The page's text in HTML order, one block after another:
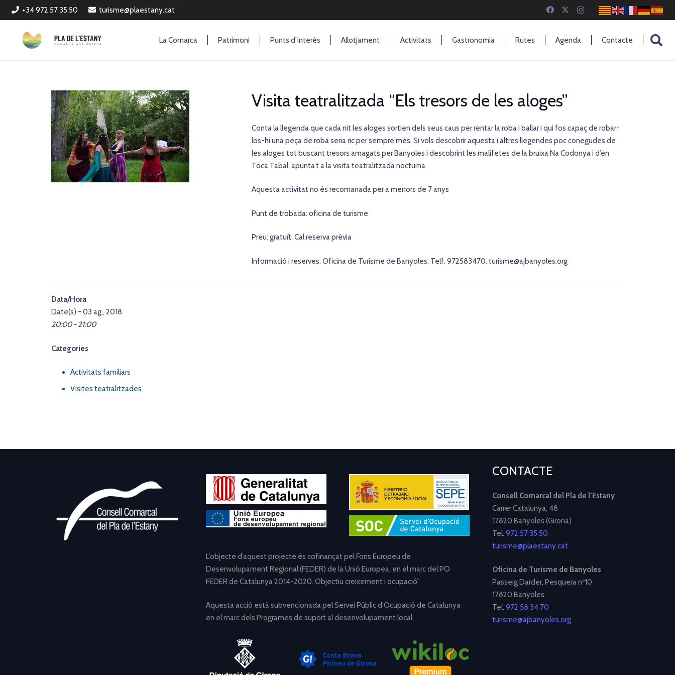
+34 972 57 35 50 turisme@plaestany.cat
La Comarca Patrimoni Punts d’interès Allotjament Activitats Gastronomia Rutes Agenda Contacte
Visita teatralitzada “Els tresors de les aloges”
Conta la llegenda que cada nit les aloges sortien dels seus caus per rentar la roba i ballar i qui fos capaç de robar-
los-hi una peça de roba seria ric per sempre més. Si vols descobrir aquesta i altres llegendes poc conegudes de
les aloges tot buscant tresors amagats per Banyoles i descobrint les malifetes de la bruixa Na Codonya i d’en
Toca Tabal, apunta’t a la visita teatralitzada nocturna.
Aquesta activitat no és recomanada per a menors de 7 anys
Punt de trobada: oficina de turisme
Preu: gratuït. Cal reserva prèvia
Informació i reserves: Oficina de Turisme de Banyoles. Telf. 972583470. turisme@ajbanyoles.org
Data/Hora
Date(s) - 03 ag., 2018
20:00 - 21:00
Categories
Activitats familiars
Visites teatralitzades
L’objecte d’aquest projecte és cofinançat pel Fons Europeu de
Desenvolupament Regional (FEDER) de la Unió Europea, en el marc del PO
FEDER de Catalunya 2014-2020. Objectiu creixement i ocupació”
Aquesta acció està subvencionada pel Servei Públic d’Ocupació de Catalunya
en el marc dels Programes de suport al desenvolupament local.
CONTACTE
Consell Comarcal del Pla de l’Estany
Carrer Catalunya, 48
17820 Banyoles (Girona)
Tel. 972 57 35 50
turisme@plaestany.cat
Oficina de Turisme de Banyoles
Passeig Darder, Pesquera nº10
17820 Banyoles
Tel. 972 58 34 70
turisme@ajbanyoles.org